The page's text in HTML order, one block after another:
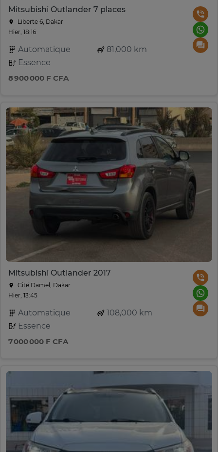
Mitsubishi Outlander 7 places
Liberte 6, Dakar
Hier, 18:16
Automatique
81,000 km
Essence
8 900 000 F CFA
Mitsubishi Outlander 2017
Cité Damel, Dakar
Hier, 13:45
Automatique
108,000 km
Essence
7 000 000 F CFA